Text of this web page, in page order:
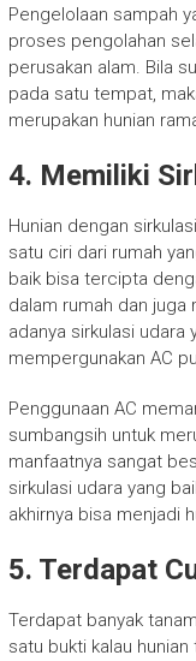
Pengelolaan sampah
proses pengolahan
perusakan alam. Bila
pada satu tempat,
merupakan hunian
4. Memiliki
Hunian dengan
satu ciri dari rumah
baik bisa tercipta
dalam rumah dan juga
adanya sirkulasi udara
mempergunakan AC
Penggunaan AC
sumbangsih untuk
manfaatnya sangat
sirkulasi udara yang
akhirnya bisa menjadi
5. Terdapat
Terdapat banyak
satu bukti kalau